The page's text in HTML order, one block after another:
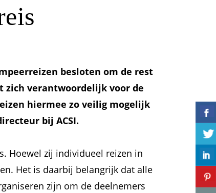
besloten om de rest
zich verantwoordelijk voor de
hiermee zo veilig mogelijk
bij ACSI.
Hoewel zij individueel reizen in
Het is daarbij belangrijk dat alle
zijn om de deelnemers